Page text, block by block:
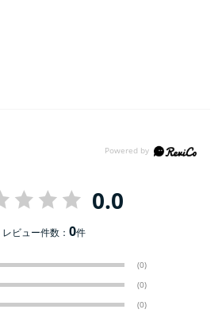
0.0
レビュー件数：0件
(0)
(0)
(0)